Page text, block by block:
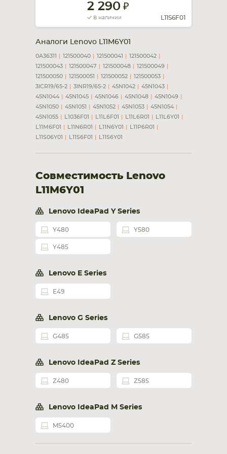
2 290
В наличии L11S6F01
Аналоги Lenovo L11M6Y01
0A36311 121500040 121500041
121500042
121500043
121500047 121500048
121500049
121500050
121500051 121500052
121500053
3ICR19/65-2
3INR19/65-2 45N1042
45N1043
45N1044
45N1045 45N1046 45N1048
45N1049
45N1050
45N1051 45N1052 45N1053
45N1054
45N1055
L1036F01 L11L6F01 L11L6R01
L11L6Y01
L11M6F01
L11N6R01 L11N6Y01
L11P6R01
L11S06Y01
L11S6F01 L11S6Y01
Совместимость Lenovo
L11M6Y01
Lenovo IdeaPad Y Series
Y480 Y580
Y485
Lenovo E Series
E49
Lenovo G Series
G485 G585
Lenovo IdeaPad Z Series
Z480 Z585
Lenovo IdeaPad M Series
M5400